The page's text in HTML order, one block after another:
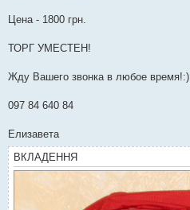
Цена - 1800 грн.
ТОРГ УМЕСТЕН!
Жду Вашего звонка в любое время!:)
097 84 640 84
Елизавета
ВКЛАДЕННЯ